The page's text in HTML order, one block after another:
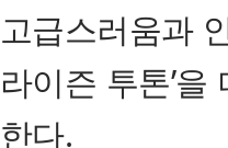
고급스러움과
라이즌 투톤’
한다.